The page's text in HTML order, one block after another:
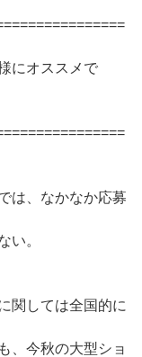
にオススメで
は、なかなか応募
い。
関しては全国的に
、今秋の大型ショ